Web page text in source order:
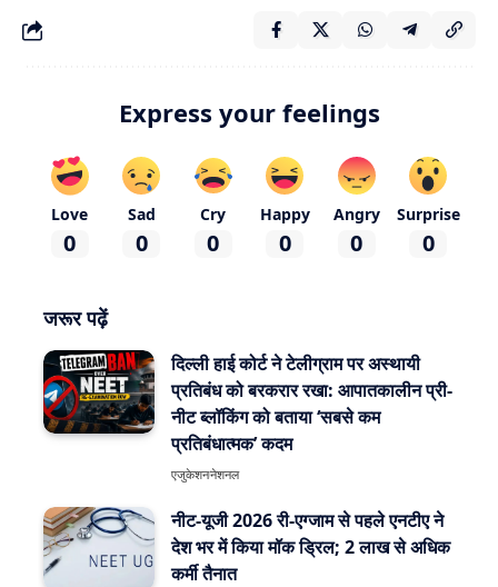
Express your feelings
Love
0
Sad
0
Cry
0
Happy
0
Angry
0
Surprise
0
जरूर पढ़ें
दिल्ली हाई कोर्ट ने टेलीग्राम पर अस्थायी
प्रतिबंध को बरकरार रखा: आपातकालीन प्री-
नीट ब्लॉकिंग को बताया ‘सबसे कम
प्रतिबंधात्मक’ कदम
एजुकेशननेशनल
नीट-यूजी 2026 री-एग्जाम से पहले एनटीए ने
देश भर में किया मॉक ड्रिल; 2 लाख से अधिक
कर्मी तैनात